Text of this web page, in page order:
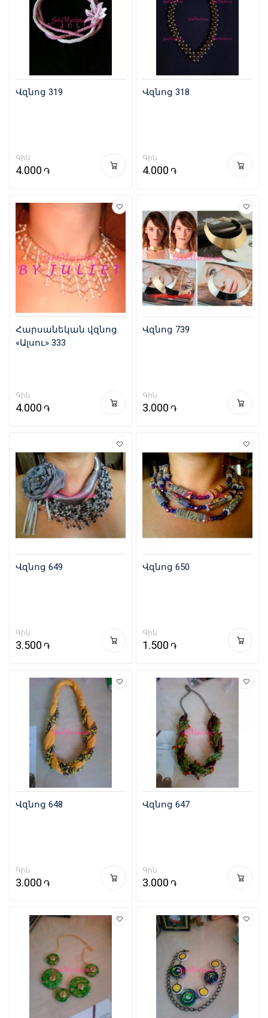
Վզնոց 319
Գին
4.000 ֏
Վզնոց 318
Գին
4.000 ֏
Հարսանեկան վզնոց
«Ալսու» 333
Գին
4.000 ֏
Վզնոց 739
Գին
3.000 ֏
Վզնոց 649
Գին
3.500 ֏
Վզնոց 650
Գին
1.500 ֏
Վզնոց 648
Գին
3.000 ֏
Վզնոց 647
Գին
3.000 ֏